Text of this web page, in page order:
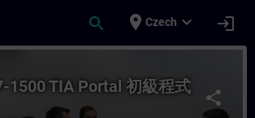
search place Czech expand_more login
S7-1500 TIA Portal 初級
share
1500 TIA Portal 初級程式